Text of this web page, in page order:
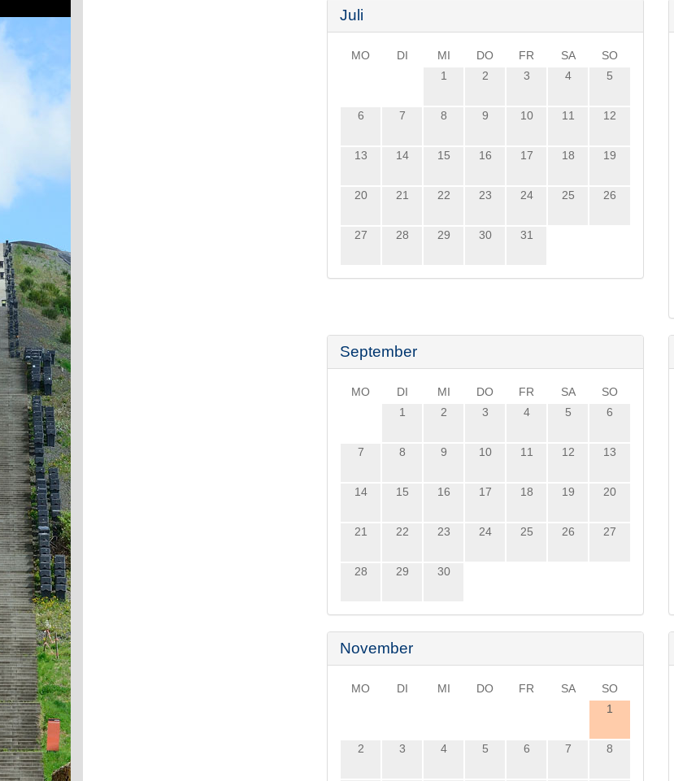
Juli
MO DI MI DO FR SA
SO
1
2 3 4 5
6 7 8 9 10 11 12
13 14 15 16 17 18 19
20 21 22 23 24 25 26
27 28 29 30 31
September
MO DI MI DO FR SA
SO
1
2 3 4 5 6
7 8 9 10 11 12 13
14 15 16 17 18 19 20
21 22 23 24 25 26 27
28 29 30
November
MO DI MI DO FR SA
SO
1
2 3 4 5 6 7 8